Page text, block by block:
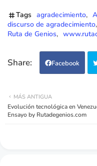
Tags agradecimiento
discurso de agradecimiento
Ruta de Genios
Facebook
MÁS ANTIGUA
Evolución tecnológica en
Ensayo by Rutadegenios.com